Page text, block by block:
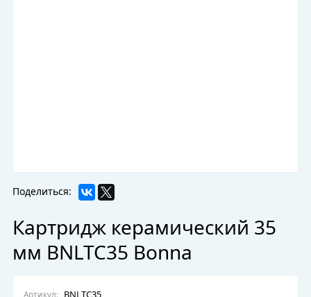
Поделиться:
Картридж керамический 35
мм BNLTC35 Bonna
Артикул: BNLTC35